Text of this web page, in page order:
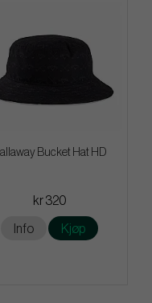
Bucket Hat HD
kr 320
Info Kjøp